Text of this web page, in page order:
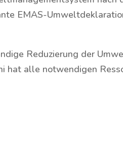
EMAS-
Reduzierung der
hat alle notwendigen